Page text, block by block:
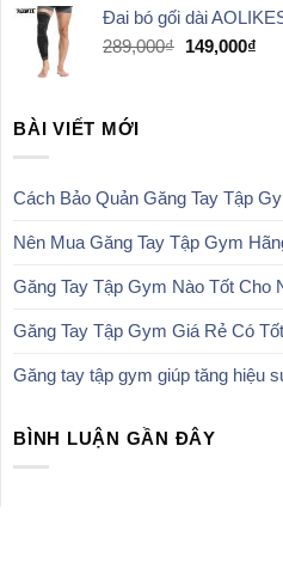
419,000₫.là:
Đai bó gối dài
289,000₫ Giá
149,000₫Giá
BÀI VIẾT MỚI
Cách Bảo Quản Găng Tay Tập
Nên Mua Găng Tay Tập Gym
Găng Tay Tập Gym Nào Tốt Cho
Găng Tay Tập Gym Giá Rẻ Có
Găng tay tập gym giúp tăng hiệu
BÌNH LUẬN GẦN ĐÂY